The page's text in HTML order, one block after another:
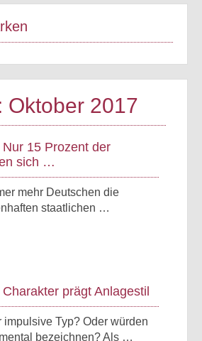
Oktober 2017
15 Prozent der
sich …
mehr Deutschen die
staatlichen …
prägt Anlagestil
impulsive Typ? Oder würden
bezeichnen? Als …